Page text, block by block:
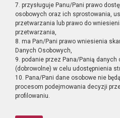
7. przysługuje Panu/Pani prawo
osobowych oraz ich sprostowania,
przetwarzania lub prawo do
przetwarzania,
8. ma Pan/Pani prawo wniesienia
Danych Osobowych,
9. podanie przez Pana/Panią
(dobrowolne) w celu udostępnienia
10. Pana/Pani dane osobowe nie
procesom podejmowania decyzji
profilowaniu.